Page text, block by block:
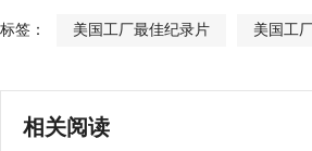
标签： 美国工厂最佳纪录片 美国工
相关阅读